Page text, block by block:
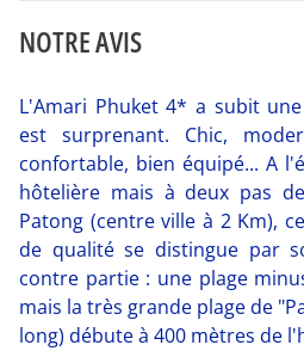
NOTRE AVIS
L'Amari Phuket 4* a subit
est surprenant. Chic,
confortable, bien équipé... A
hôtelière mais à deux pas
Patong (centre ville à 2 Km),
de qualité se distingue par
contre partie : une plage
mais la très grande plage de
long) débute à 400 mètres de